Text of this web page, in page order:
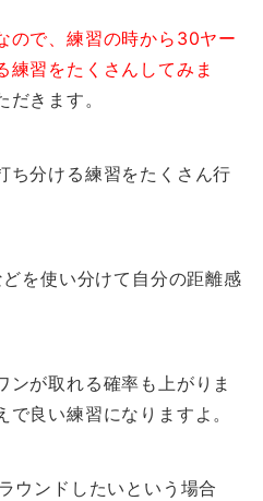
ので、練習の時から30ヤー
練習をたくさんしてみま
だきます。
ち分ける練習をたくさん行
を使い分けて自分の距離感
ンが取れる確率も上がりま
良い練習になりますよ。
ウンドしたいという場合